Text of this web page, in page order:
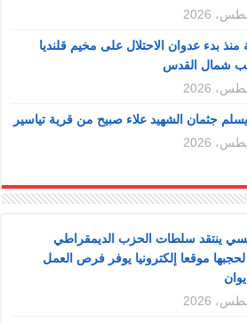
منذ بدء عدوان الاحتلال على مخيم قلنديا
شمال القدس
يسلم جثمان الشهيد علاء صبيح من قرية تياسير
ينتقد سلطات الحزب الديمقراطي
موقعا إلكترونيا يوفر فرص العمل